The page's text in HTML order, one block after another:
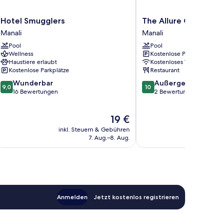
Hotel
Smugglers
Manali
Hotel Smugglers
Manali
Pool
Wellness
Haustiere erlaubt
Kostenlose Parkplätze
9.0
von
9,0 Wunderbar
16 Bewertungen
Der
Preis
beträgt
19 €
inkl. Steuern & Gebühren
7. Aug.–8. Aug.
The
Allure
Grand
Resort
Manali
The Allure Grand
Manali
Pool
Kostenlose Parkplätze
Kostenloses WLAN
Restaurant
10.0
von
10 Außergewöhnlich
2 Bewertungen
Anmelden Jetzt kostenlos registrieren